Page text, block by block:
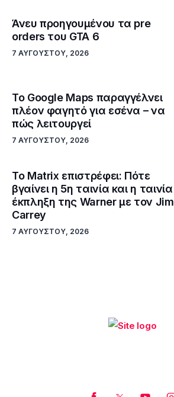
Άνευ προηγουμένου τα pre
orders του GTA 6
7 ΑΥΓΟΎΣΤΟΥ, 2026
Το Google Maps παραγγέλνει
πλέον φαγητό για εσένα – να
πώς λειτουργεί
7 ΑΥΓΟΎΣΤΟΥ, 2026
Το Matrix επιστρέφει: Πότε
βγαίνει η 5η ταινία και η ταινία
έκπληξη της Warner με τον Jim
Carrey
7 ΑΥΓΟΎΣΤΟΥ, 2026